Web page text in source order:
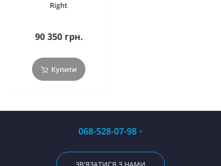
Right
90 350 грн.
Купити
068-528-07-98